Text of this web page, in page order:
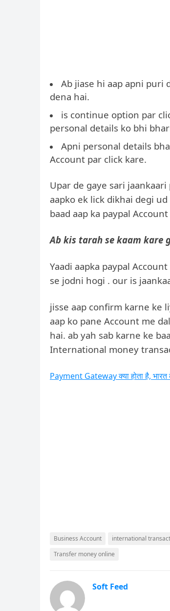
Ab jiase hi aap apni puri
dena hai.
is continue option par
personal details ko bhi
Apni personal details
Account par click kare.
Upar de gaye sari
aapko ek lick dikhai degi
baad aap ka paypal
Ab kis tarah se kaam kare
Yaadi aapka paypal
se jodni hogi . our is
jisse aap confirm karne ke
aap ko pane Account me
hai. ab yah sab karne ke
International money
Payment Gateway क्या होता है,
Business Account international
Transfer money online
Soft Feed